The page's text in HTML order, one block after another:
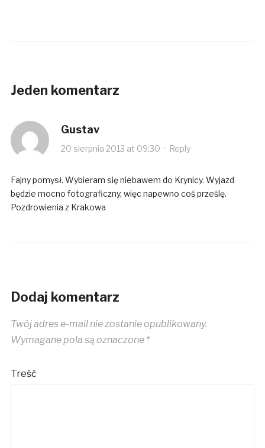
Jeden komentarz
Gustav
20 sierpnia 2013 at 09:30 · Reply
Fajny pomysł. Wybieram się niebawem do Krynicy. Wyjazd
będzie mocno fotograficzny, więc napewno coś prześlę.
Pozdrowienia z Krakowa
Dodaj komentarz
Twój adres e-mail nie zostanie opublikowany.
Wymagane pola są oznaczone *
Treść